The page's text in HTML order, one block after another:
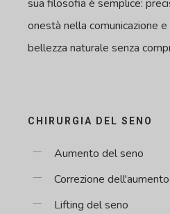
sua filosofia è semplice:
onestà nella comunicazione
bellezza naturale senza
CHIRURGIA DEL SENO
Aumento del seno
Correzione
Lifting del seno